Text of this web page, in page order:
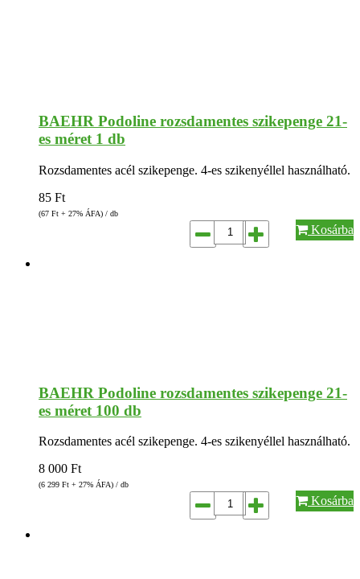
BAEHR Podoline rozsdamentes szikepenge 21-
es méret 1 db
Rozsdamentes acél szikepenge. 4-es szikenyéllel használható.
85 Ft
(67 Ft + 27% ÁFA) / db
Kosárba
BAEHR Podoline rozsdamentes szikepenge 21-
es méret 100 db
Rozsdamentes acél szikepenge. 4-es szikenyéllel használható.
8 000 Ft
(6 299 Ft + 27% ÁFA) / db
Kosárba